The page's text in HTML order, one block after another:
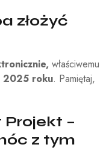
złożyć
właściwemu
2025 roku. Pamiętaj,
–
z tym